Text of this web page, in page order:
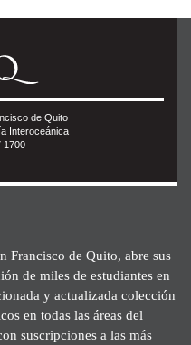
de Quito
Interoceánica
1700
Francisco de Quito, abre sus
de miles de estudiantes en
y actualizada colección
en todas las áreas del
suscripciones a las más